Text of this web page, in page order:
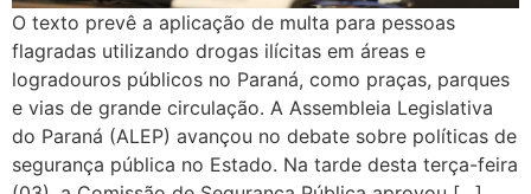
O texto prevê a aplicação de multa para pessoas
flagradas utilizando drogas ilícitas em áreas e
logradouros públicos no Paraná, como praças, parques
e vias de grande circulação. A Assembleia Legislativa
do Paraná (ALEP) avançou no debate sobre políticas de
segurança pública no Estado. Na tarde desta terça-feira